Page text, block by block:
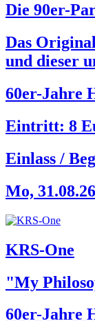
Die 90er-
Das
und dieser
60er-Jahre
Eintritt: 8
Einlass /
Mo, 31.08.26
KRS-One
"My
60er-Jahre